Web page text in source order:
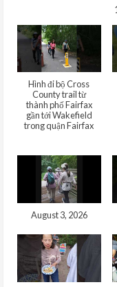
Hình đi bộ Cross
County trail từ
thành phố Fairfax
gần tới Wakefield
trong quận Fairfax
August 3, 2026